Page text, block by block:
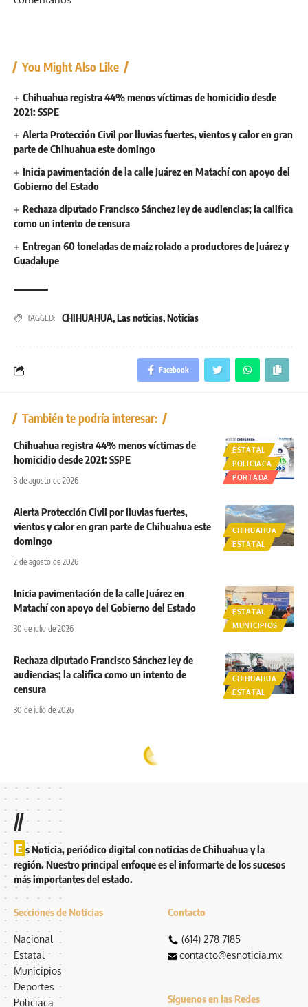
You Might Also Like
Chihuahua registra 44% menos víctimas de homicidio desde
2021: SSPE
Alerta Protección Civil por lluvias fuertes, vientos y calor en gran
parte de Chihuahua este domingo
Inicia pavimentación de la calle Juárez en Matachí con apoyo del
Gobierno del Estado
Rechaza diputado Francisco Sánchez ley de audiencias; la califica
como un intento de censura
Entregan 60 toneladas de maíz rolado a productores de Juárez y
Guadalupe
TAGGED: CHIHUAHUA,Las noticias,Noticias
Facebook
También te podría interesar:
ESTATAL
POLICIACA
PORTADA
Chihuahua registra 44% menos víctimas de
homicidio desde 2021: SSPE
3 de agosto de 2026
CHIHUAHUA
ESTATAL
Alerta Protección Civil por lluvias fuertes,
vientos y calor en gran parte de Chihuahua este
domingo
2 de agosto de 2026
ESTATAL
MUNICIPIOS
Inicia pavimentación de la calle Juárez en
Matachí con apoyo del Gobierno del Estado
30 de julio de 2026
CHIHUAHUA
ESTATAL
Rechaza diputado Francisco Sánchez ley de
audiencias; la califica como un intento de
censura
30 de julio de 2026
//
E s Noticia, periódico digital con noticias de Chihuahua y la
región. Nuestro principal enfoque es el informarte de los sucesos
más importantes del estado.
Secciones de Noticias
Nacional
Estatal
Municipios
Deportes
Policiaca
Contacto
(614) 278 7185
contacto@esnoticia.mx
Síguenos en las Redes